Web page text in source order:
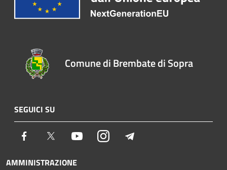
Comune di Brembate di Sopra
SEGUICI SU
Facebook Twitter YoutubeInstagram
AMMINISTRAZIONE